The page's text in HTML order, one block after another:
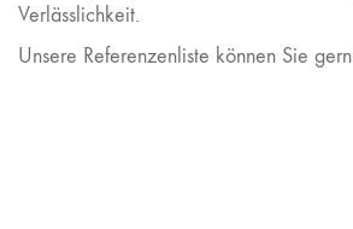
Verlässlichkeit.
Unsere Referenzenliste können Sie gern